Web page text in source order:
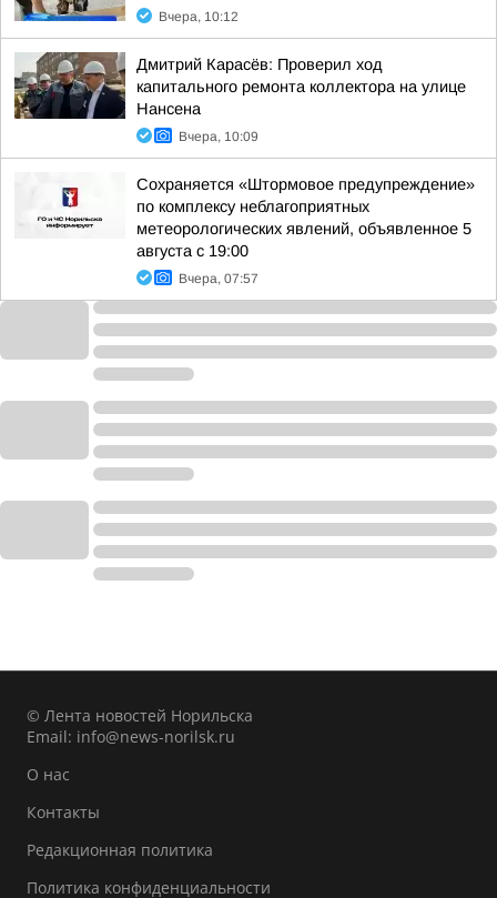
Вчера, 10:12
Дмитрий Карасёв: Проверил ход
капитального ремонта коллектора на улице
Нансена
Вчера, 10:09
Сохраняется «Штормовое предупреждение»
по комплексу неблагоприятных
метеорологических явлений, объявленное 5
августа с 19:00
Вчера, 07:57
© Лента новостей Норильска
Email: info@news-norilsk.ru
О нас
Контакты
Редакционная политика
Политика конфиденциальности